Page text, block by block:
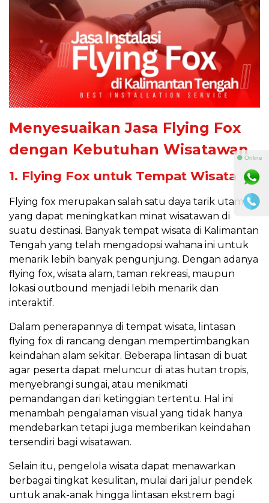
Menyesuaikan Jasa Flying Fox
dengan Kebutuhan Wisatawan
1. Flying Fox untuk Tempat Wisata
Flying fox merupakan salah satu daya tarik utama
yang dapat meningkatkan minat wisatawan di
suatu destinasi. Banyak tempat wisata di Kalimantan
Tengah yang telah mengadopsi wahana ini untuk
menarik lebih banyak pengunjung. Dengan adanya
flying fox, wisata alam, taman rekreasi, maupun
lokasi outbound menjadi lebih menarik dan
interaktif.
Dalam penerapannya di tempat wisata, lintasan
flying fox di rancang dengan mempertimbangkan
keindahan alam sekitar. Beberapa lintasan di buat
agar peserta dapat meluncur di atas hutan tropis,
menyebrangi sungai, atau menikmati
pemandangan dari ketinggian tertentu. Hal ini
menambah pengalaman visual yang tidak hanya
mendebarkan tetapi juga memberikan keindahan
tersendiri bagi wisatawan.
Selain itu, pengelola wisata dapat menawarkan
berbagai tingkat kesulitan, mulai dari jalur pendek
untuk anak-anak hingga lintasan ekstrem bagi
⚫ Online